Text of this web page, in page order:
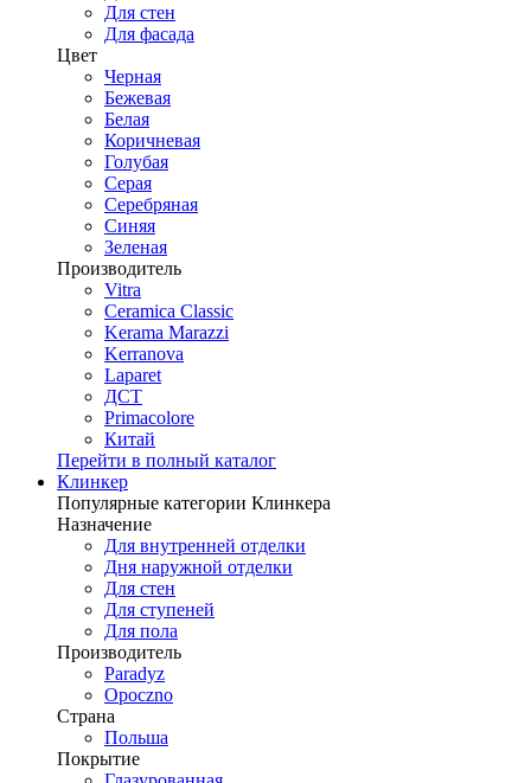
Для стен
Для фасада
Цвет
Черная
Бежевая
Белая
Коричневая
Голубая
Серая
Серебряная
Синяя
Зеленая
Производитель
Vitra
Ceramica Classic
Kerama Marazzi
Kerranova
Laparet
ДСТ
Primacolore
Китай
Перейти в полный каталог
Клинкер
Популярные категории Клинкера
Назначение
Для внутренней отделки
Дня наружной отделки
Для стен
Для ступеней
Для пола
Производитель
Paradyz
Opoczno
Страна
Польша
Покрытие